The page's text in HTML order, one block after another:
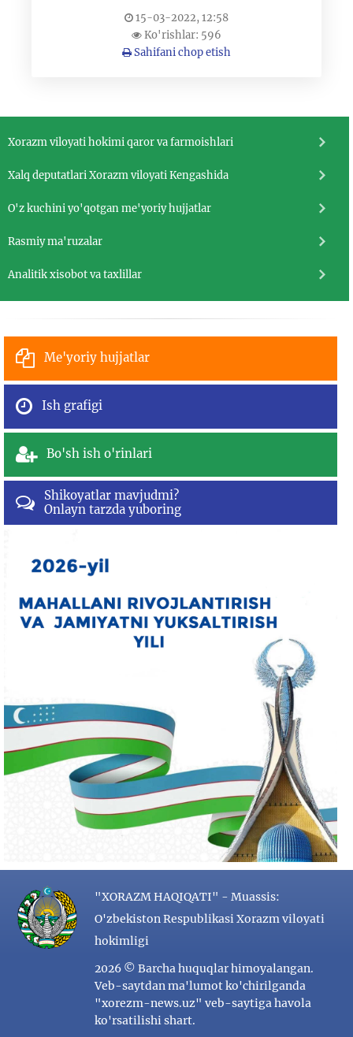
15-03-2022, 12:58
Ko'rishlar: 596
Sahifani chop etish
Xorazm viloyati hokimi qaror va farmoishlari
Xalq deputatlari Xorazm viloyati Kengashida
O'z kuchini yo'qotgan me'yoriy hujjatlar
Rasmiy ma'ruzalar
Analitik xisobot va taxlillar
Me'yoriy hujjatlar
Ish grafigi
Bo'sh ish o'rinlari
Shikoyatlar mavjudmi?
Onlayn tarzda yuboring
"XORAZM HAQIQATI" - Muassis:
O'zbekiston Respublikasi Xorazm viloyati
hokimligi
2026 © Barcha huquqlar himoyalangan.
Veb-saytdan ma'lumot ko'chirilganda
"xorezm-news.uz" veb-saytiga havola
ko'rsatilishi shart.